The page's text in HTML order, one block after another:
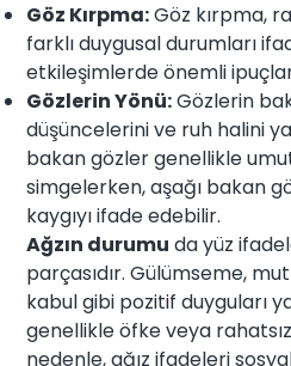
Göz Kırpma:Göz kırpma,
farklı duygusal durumları
etkileşimlerde önemli
Gözlerin Yönü:Gözlerin
düşüncelerini ve ruh halini
bakan gözler genellikle
simgelerken, aşağı bakan
kaygıyı ifade edebilir.
Ağzın durumu da yüz
parçasıdır. Gülümseme,
kabul gibi pozitif duyguları
genellikle öfke veya
nedenle, ağız ifadeleri